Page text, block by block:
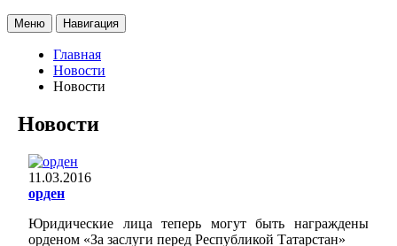
Меню Навигация
Главная
Новости
Новости
Новости
11.03.2016
орден
Юридические лица теперь могут быть награждены
орденом «За заслуги перед Республикой Татарстан»